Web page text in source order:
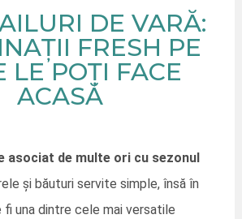
DE VARĂ:
FRESH PE
LE POȚI FACE
ACASĂ
asociat de multe ori cu sezonul
și băuturi servite simple, însă în
una dintre cele mai versatile